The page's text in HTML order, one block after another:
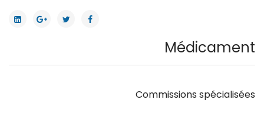
Médicament
Commissions spécialisées